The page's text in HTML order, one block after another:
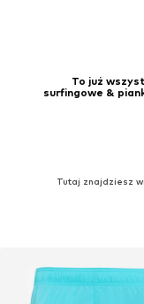
To już
surfingowe &
Tutaj znajdziesz